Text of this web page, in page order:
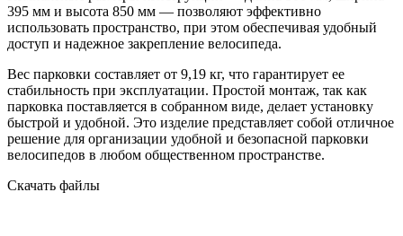
395 мм и высота 850 мм — позволяют эффективно
использовать пространство, при этом обеспечивая удобный
доступ и надежное закрепление велосипеда.
Вес парковки составляет от 9,19 кг, что гарантирует ее
стабильность при эксплуатации. Простой монтаж, так как
парковка поставляется в собранном виде, делает установку
быстрой и удобной. Это изделие представляет собой отличное
решение для организации удобной и безопасной парковки
велосипедов в любом общественном пространстве.
Скачать файлы